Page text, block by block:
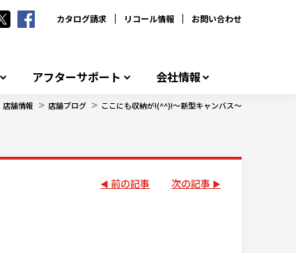
カタログ請求 リコール情報 お問い合わせ
アフターサポート 会社情報
店舗情報 > 店舗ブログ > ここにも収納が!(^^)!～新型キャンバス～
前の記事 次の記事